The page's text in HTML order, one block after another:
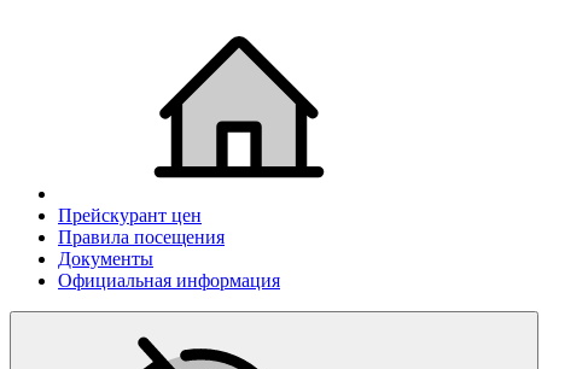
Прейскурант цен
Правила посещения
Документы
Официальная информация